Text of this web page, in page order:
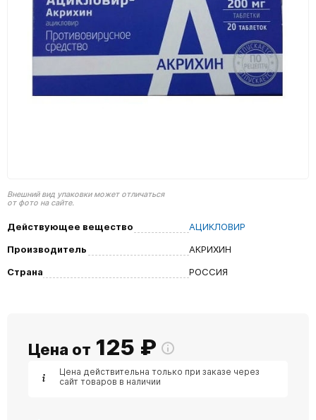
Внешний вид упаковки может отличаться
от фото на сайте.
Действующее вещество
АЦИКЛОВИР
Производитель
АКРИХИН
Страна
РОССИЯ
Цена от 125 ₽
Цена действительна только при заказе через
сайт товаров в наличии